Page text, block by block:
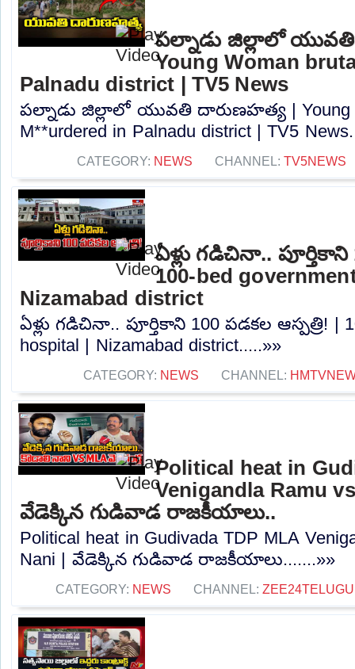
పల్నాడు జిల్లాలో
Young Woman
Palnadu district | TV5 News
పల్నాడు జిల్లాలో యువతి దారుణహత్య | Young
M**urdered in Palnadu district | TV5
CATEGORY: NEWS CHANNEL: TV5NEWS
ఏళ్లు గడిచినా.. పూర్తికాని
100-bed
Nizamabad district
ఏళ్లు గడిచినా.. పూర్తికాని 100 పడకల ఆస్పత్రి! |
hospital | Nizamabad district.....»»
CATEGORY: NEWS CHANNEL:
Political heat in
Venigandla Ramu
వేడెక్కిన గుడివాడ రాజకీయాలు..
Political heat in Gudivada TDP MLA
Nani | వేడెక్కిన గుడివాడ రాజకీయాలు.......»»
CATEGORY: NEWS CHANNEL: